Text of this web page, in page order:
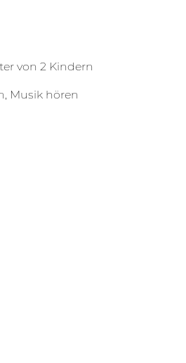
von 2 Kindern
Musik hören